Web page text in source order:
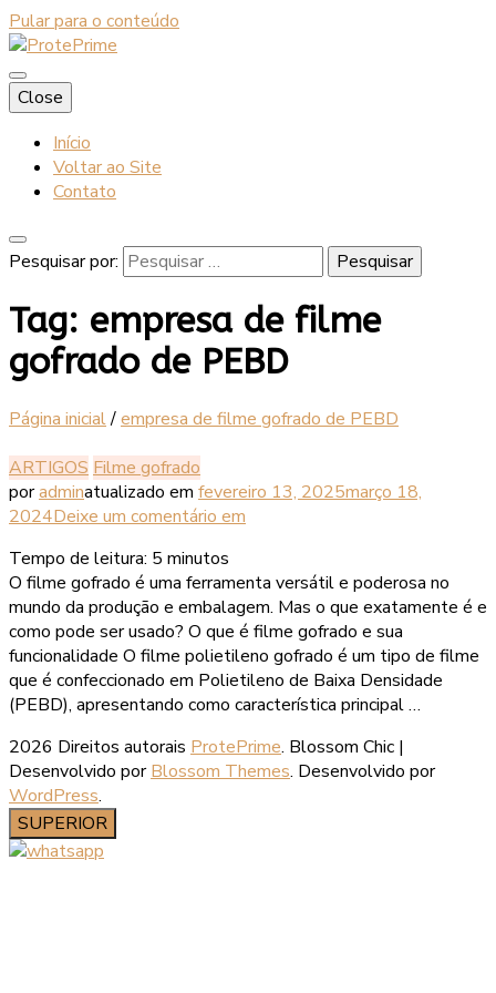
Pular para o conteúdo
ProtePrime
Blog
Close
Início
Voltar ao Site
Contato
Pesquisar por:
Tag: empresa de filme
gofrado de PEBD
Página inicial/empresa de filme gofrado de PEBD
ARTIGOS Filme gofrado
poradminatualizado em fevereiro 13, 2025março 18,
2024Deixe um comentário em
Tempo de leitura: 5 minutos
O filme gofrado é uma ferramenta versátil e poderosa no
mundo da produção e embalagem. Mas o que exatamente é e
como pode ser usado? O que é filme gofrado e sua
funcionalidade O filme polietileno gofrado é um tipo de filme
que é confeccionado em Polietileno de Baixa Densidade
(PEBD), apresentando como característica principal …
2026 Direitos autorais ProtePrime. Blossom Chic |
Desenvolvido porBlossom Themes. Desenvolvido por
WordPress.
SUPERIOR